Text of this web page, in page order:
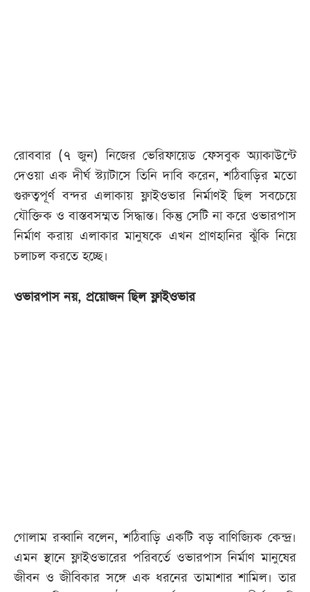
রোববার (৭ জুন) নিজের ভেরিফায়েড ফেসবুক অ্যাকাউন্টে
দেওয়া এক দীর্ঘ স্ট্যাটাসে তিনি দাবি করেন, শঠিবাড়ির মতো
গুরুত্বপূর্ণ বন্দর এলাকায় ফ্লাইওভার নির্মাণই ছিল সবচেয়ে
যৌক্তিক ও বাস্তবসম্মত সিদ্ধান্ত। কিন্তু সেটি না করে ওভারপাস
নির্মাণ করায় এলাকার মানুষকে এখন প্রাণহানির ঝুঁকি নিয়ে
চলাচল করতে হচ্ছে।
ওভারপাস নয়, প্রয়োজন ছিল ফ্লাইওভার
গোলাম রব্বানি বলেন, শঠিবাড়ি একটি বড় বাণিজ্যিক কেন্দ্র।
এমন স্থানে ফ্লাইওভারের পরিবর্তে ওভারপাস নির্মাণ মানুষের
জীবন ও জীবিকার সঙ্গে এক ধরনের তামাশার শামিল। তার